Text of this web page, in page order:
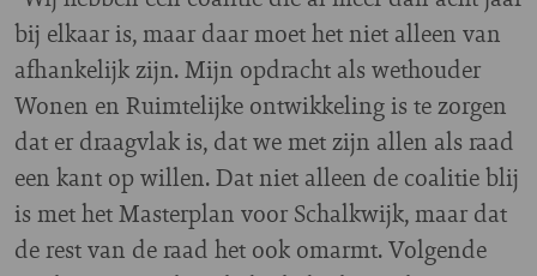
bij elkaar is, maar daar moet het niet alleen van
afhankelijk zijn. Mijn opdracht als wethouder
Wonen en Ruimtelijke ontwikkeling is te zorgen
dat er draagvlak is, dat we met zijn allen als raad
een kant op willen. Dat niet alleen de coalitie blij
is met het Masterplan voor Schalkwijk, maar dat
de rest van de raad het ook omarmt. Volgende